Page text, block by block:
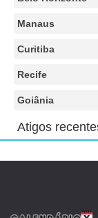
Manaus
Curitiba
Recife
Goiânia
Atigos